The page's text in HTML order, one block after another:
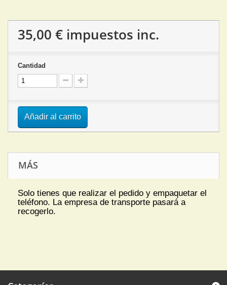
35,00 € impuestos inc.
Cantidad
Añadir al carrito
MÁS
Solo tienes que realizar el pedido y empaquetar el
teléfono. La empresa de transporte pasará a
recogerlo.